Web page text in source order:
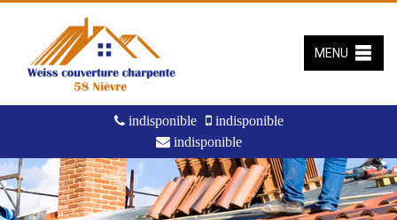
indisponible
indisponible
indisponible
MENU